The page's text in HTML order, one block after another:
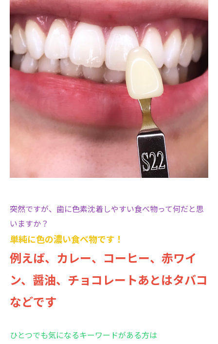
突然ですが、歯に色素沈着しやすい食べ物って何だと思
いますか？
単純に色の濃い食べ物です！
例えば、カレー、コーヒー、赤ワイ
ン、醤油、チョコレートあとはタバコ
などです
ひとつでも気になるキーワードがある方は